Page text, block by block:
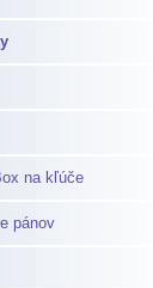
na kľúče
pánov